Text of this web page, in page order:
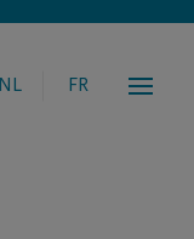
NL FR